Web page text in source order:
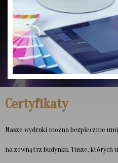
Certyfikaty
Nasze wydruki można bezpiecznie
na zewnątrz budynku. Tusze, których